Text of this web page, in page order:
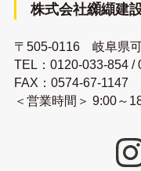
株式会社纐纈建
〒505-0116 岐阜県
TEL： 0120-033-854/
FAX：0574-67-1147
＜営業時間＞ 9:00～